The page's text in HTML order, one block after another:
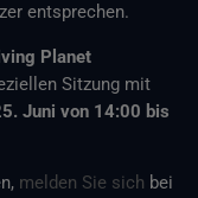
entsprechen.
Planet
Sitzung mit
Juni von 14:00 bis
melden Sie sich bei